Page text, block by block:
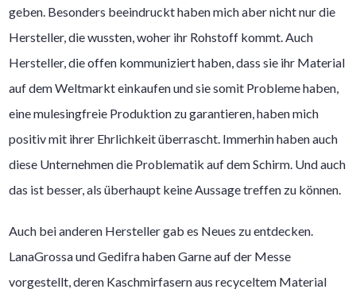
geben. Besonders beeindruckt haben mich aber nicht nur die
Hersteller, die wussten, woher ihr Rohstoff kommt. Auch
Hersteller, die offen kommuniziert haben, dass sie ihr Material
auf dem Weltmarkt einkaufen und sie somit Probleme haben,
eine mulesingfreie Produktion zu garantieren, haben mich
positiv mit ihrer Ehrlichkeit überrascht. Immerhin haben auch
diese Unternehmen die Problematik auf dem Schirm. Und auch
das ist besser, als überhaupt keine Aussage treffen zu können.
Auch bei anderen Hersteller gab es Neues zu entdecken.
LanaGrossa und Gedifra haben Garne auf der Messe
vorgestellt, deren Kaschmirfasern aus recyceltem Material